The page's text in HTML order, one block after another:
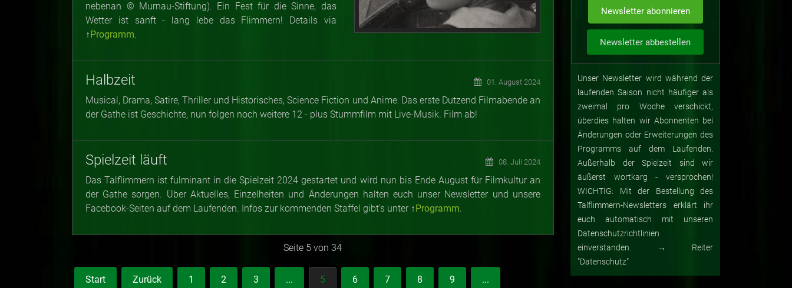
nebenan © Murnau-Stiftung). Ein Fest für die Sinne, das
Wetter ist sanft - lang lebe das Flimmern! Details via
↑ Programm.
Halbzeit 01. August 2024
Musical, Drama, Satire, Thriller und Historisches, Science Fiction und Anime: Das erste Dutzend Filmabende an
der Gathe ist Geschichte, nun folgen noch weitere 12 - plus Stummfilm mit Live-Musik. Film ab!
Spielzeit läuft 08. Juli 2024
Das Talflimmern ist fulminant in die Spielzeit 2024 gestartet und wird nun bis Ende August für Filmkultur an
der Gathe sorgen. Über Aktuelles, Einzelheiten und Änderungen halten euch unser Newsletter und unsere
Facebook-Seiten auf dem Laufenden. Infos zurkommenden Staffel gibt's unter ↑ Programm.
Seite 5 von 34
Start Zurück 1 2 3 ... 5 6 7 8 9 ...
Unser Newsletter wird während der
laufenden Saison nicht häufiger als
zweimal pro Woche verschickt,
überdies halten wir Abonnenten bei
Änderungen oder Erweiterungen des
Programms auf dem Laufenden.
Außerhalb der Spielzeit sind wir
äußerst wortkarg - versprochen!
WICHTIG: Mit der Bestellung des
Talflimmern-Newsletters erklärt ihr
euch automatisch mit unseren
Datenschutzrichtlinien
einverstanden. → Reiter
"Datenschutz"